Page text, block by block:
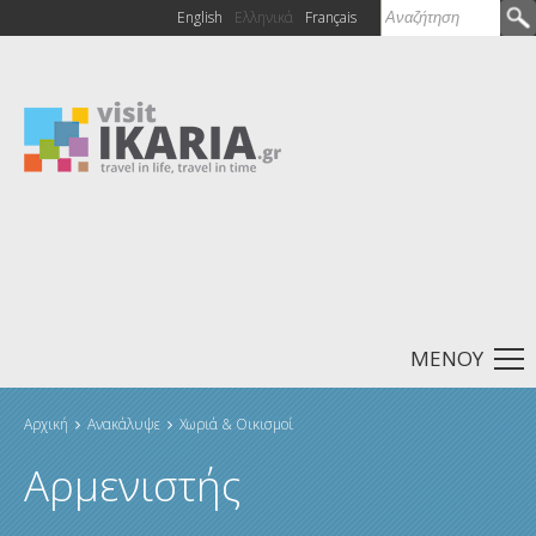
Φόρμα
Αναζήτηση
English Ελληνικά Français
ΜΕΝΟΥ
Είστε εδώ
Αρχική Ανακάλυψε Χωριά & Οικισμοί
Αρμενιστής